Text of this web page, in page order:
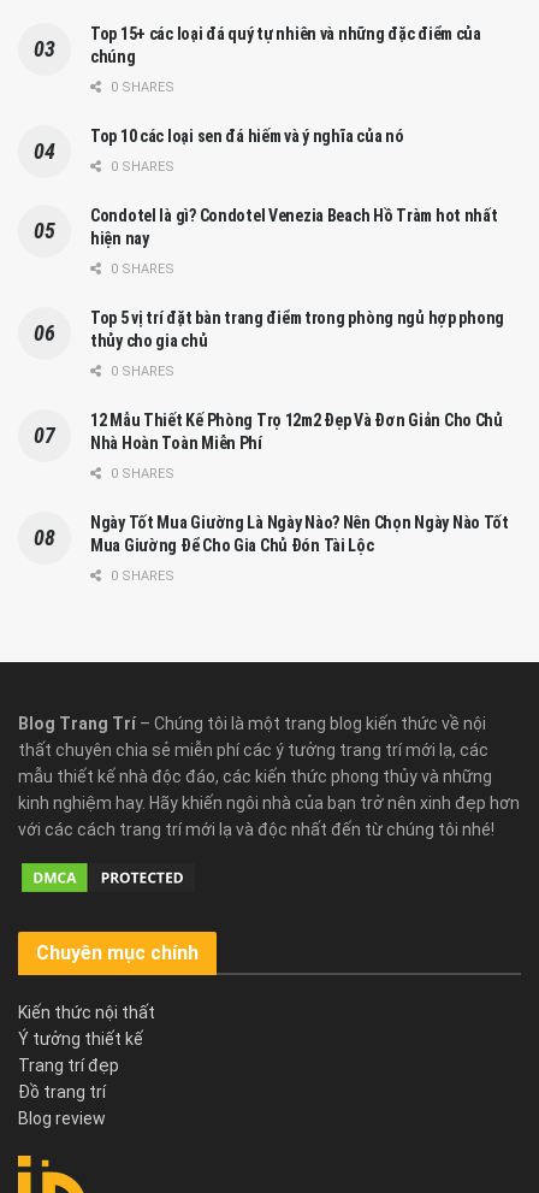
Top 15+ các loại đá quý tự nhiên và những đặc điểm của
chúng
0 SHARES
Top 10 các loại sen đá hiếm và ý nghĩa của nó
0 SHARES
Condotel là gì? Condotel Venezia Beach Hồ Tràm hot nhất
hiện nay
0 SHARES
Top 5 vị trí đặt bàn trang điểm trong phòng ngủ hợp phong
thủy cho gia chủ
0 SHARES
12 Mẫu Thiết Kế Phòng Trọ 12m2 Đẹp Và Đơn Giản Cho Chủ
Nhà Hoàn Toàn Miễn Phí
0 SHARES
Ngày Tốt Mua Giường Là Ngày Nào? Nên Chọn Ngày Nào Tốt
Mua Giường Để Cho Gia Chủ Đón Tài Lộc
0 SHARES
Blog Trang Trí – Chúng tôi là một trang blog kiến thức về nội
thất chuyên chia sẻ miễn phí các ý tưởng trang trí mới lạ, các
mẫu thiết kế nhà độc đáo, các kiến thức phong thủy và những
kinh nghiệm hay. Hãy khiến ngôi nhà của bạn trở nên xinh đẹp hơn
với các cách trang trí mới lạ và độc nhất đến từ chúng tôi nhé!
Chuyên mục chính
Kiến thức nội thất
Ý tưởng thiết kế
Trang trí đẹp
Đồ trang trí
Blog review